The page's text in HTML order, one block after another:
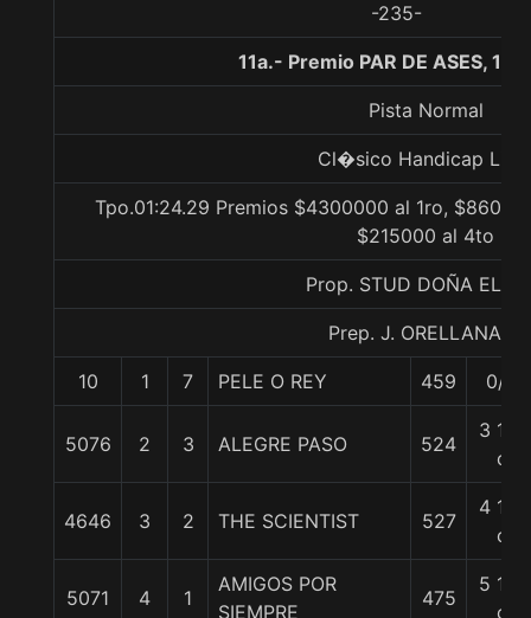
-235-
11a.- Premio PAR DE ASES,
Pista Normal
Cl�sico Handicap
Tpo.01:24.29 Premios $4300000 al 1ro,
$215000 al 4to
Prop. STUD DOÑA
Prep. J. ORELLANA R.
10 1 7 PELE O REY 459 0/0
5076 2 3 ALEGRE PASO 524
3 1/4
c
4646 3 2 THE SCIENTIST 527
4 1/2
c
5071 4 1
AMIGOS POR
SIEMPRE
475
5 1/2
c